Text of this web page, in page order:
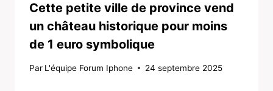
Cette petite ville de province vend
un château historique pour moins
de 1 euro symbolique
Par L'équipe Forum Iphone 24 septembre 2025